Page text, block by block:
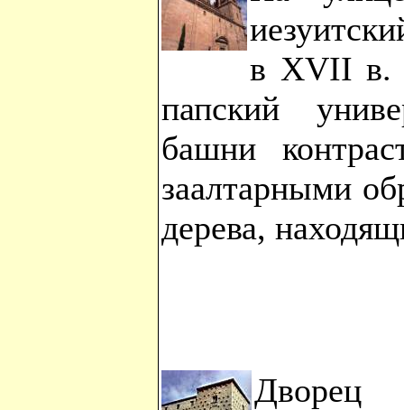
в XVII в.
папский
башни
заалтарными
дерева,
Дворец